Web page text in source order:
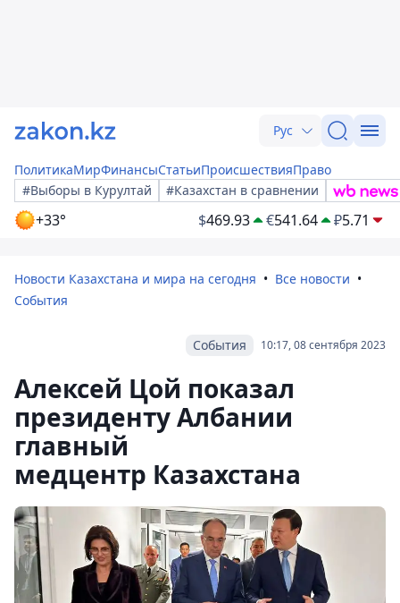
Рус
ПолитикаМирФинансыСтатьиПроисшествияПраво
#Выборы в Курултай
#Казахстан в сравнении
+33° $469.93 €541.64 ₽5.71
Новости Казахстана и мира на сегодня
Все новости
События
10:17, 08 сентября 2023
События
Алексей Цой показал
президенту Албании
главный
медцентр Казахстана